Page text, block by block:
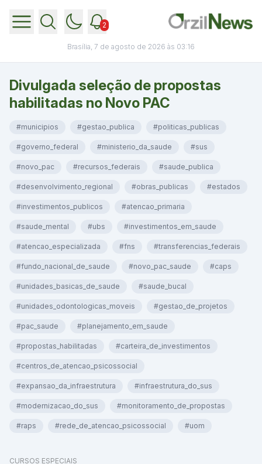
2
Brasília, 7 de agosto de 2026 às 03:16
Divulgada seleção de propostas
habilitadas no Novo PAC
#municipios #gestao_publica #politicas_publicas
#governo_federal #ministerio_da_saude #sus
#novo_pac #recursos_federais #saude_publica
#desenvolvimento_regional #obras_publicas #estados
#investimentos_publicos #atencao_primaria
#saude_mental #ubs #investimentos_em_saude
#atencao_especializada #fns #transferencias_federais
#fundo_nacional_de_saude #novo_pac_saude #caps
#unidades_basicas_de_saude #saude_bucal
#unidades_odontologicas_moveis #gestao_de_projetos
#pac_saude #planejamento_em_saude
#propostas_habilitadas #carteira_de_investimentos
#centros_de_atencao_psicossocial
#expansao_da_infraestrutura #infraestrutura_do_sus
#modernizacao_do_sus #monitoramento_de_propostas
#raps #rede_de_atencao_psicossocial #uom
CURSOS ESPECIAIS